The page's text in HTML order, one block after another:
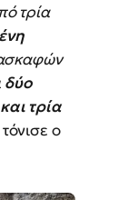
τρία
δύο
και τρία
τόνισε ο